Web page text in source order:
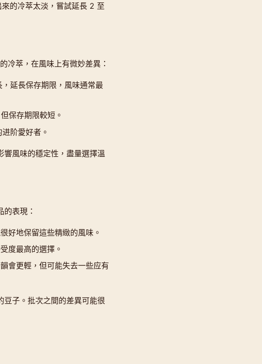
的冷萃太淡，嘗試延長 2 至
冷萃，在風味上有微妙差異：
延長保存期限，風味通常最
保存期限較短。
阶愛好者。
響風味的穩定性，盡量選擇溫
表現：
好地保留這些精緻的風味。
度最高的選擇。
會更輕，但可能失去一些应有
豆子。批次之間的差異可能很